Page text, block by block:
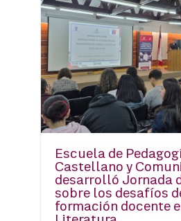
Escuela de
Castellano y
desarrolló Jornada
sobre los desafíos
formación docente